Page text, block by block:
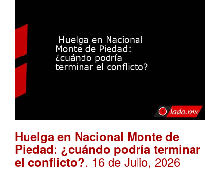
Huelga en Nacional Monte de
Piedad: ¿cuándo podría terminar
el conflicto?. 16 de Julio, 2026